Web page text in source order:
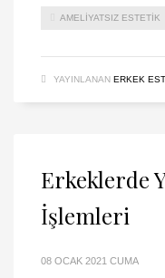
AMELIYATSIZ ESTETIK
YAYINLANAN ERKEK
Erkeklerde
İşlemleri
08 OCAK 2021 CUMA